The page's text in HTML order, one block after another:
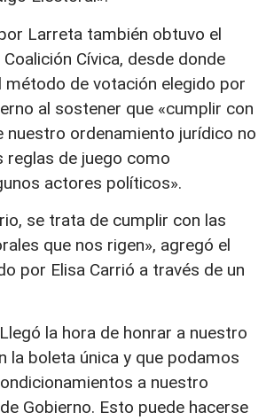
Larreta también obtuvo el
Cívica, desde donde
método de votación elegido por
al sostener que «cumplir con
nuestro ordenamiento jurídico no
reglas de juego como
actores políticos».
se trata de cumplir con las
que nos rigen», agregó el
por Elisa Carrió a través de un
la hora de honrar a nuestro
la boleta única y que podamos
a nuestro
Gobierno. Esto puede hacerse